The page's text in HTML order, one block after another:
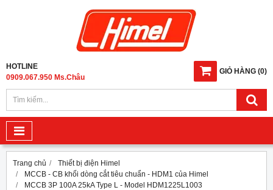
GIỎ HÀNG (0)
HOTLINE
0909.067.950 Ms.Châu
Trang chủ
Thiết bị điện Himel
MCCB - CB khối dòng cắt tiêu chuẩn - HDM1 của Himel
MCCB 3P 100A 25kA Type L - Model HDM1225L1003